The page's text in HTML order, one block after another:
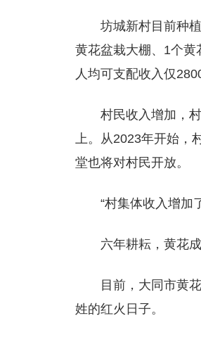
坊城新村目前种
黄花盆栽大棚、1个
人均可支配收入仅
村民收入增加，
上。从2023年开始，
堂也将对村民开放。
“村集体收入增加
六年耕耘，黄花成
目前，大同市黄
姓的红火日子。